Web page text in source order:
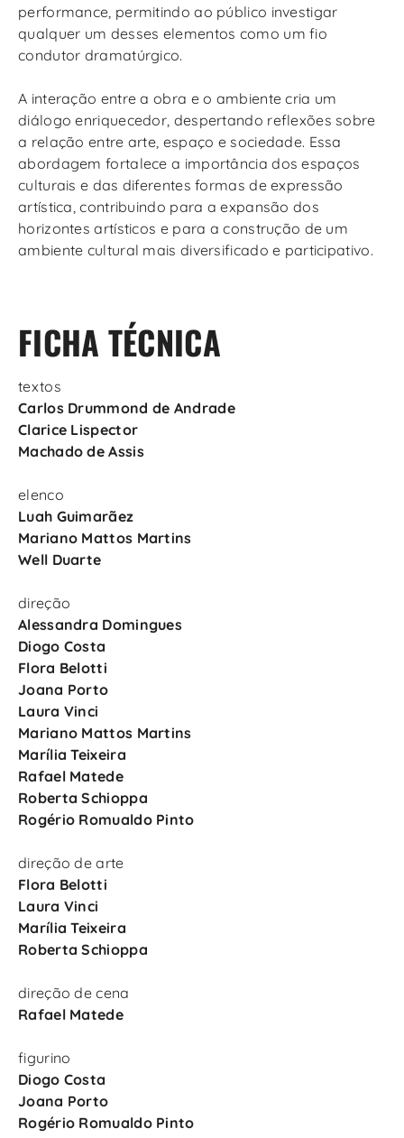
performance, permitindo ao público investigar
qualquer um desses elementos como um fio
condutor dramatúrgico.
A interação entre a obra e o ambiente cria um
diálogo enriquecedor, despertando reflexões sobre
a relação entre arte, espaço e sociedade. Essa
abordagem fortalece a importância dos espaços
culturais e das diferentes formas de expressão
artística, contribuindo para a expansão dos
horizontes artísticos e para a construção de um
ambiente cultural mais diversificado e participativo.
FICHA TÉCNICA
textos
Carlos Drummond de Andrade
Clarice Lispector
Machado de Assis
elenco
Luah Guimarãez
Mariano Mattos Martins
Well Duarte
direção
Alessandra Domingues
Diogo Costa
Flora Belotti
Joana Porto
Laura Vinci
Mariano Mattos Martins
Marília Teixeira
Rafael Matede
Roberta Schioppa
Rogério Romualdo Pinto
direção de arte
Flora Belotti
Laura Vinci
Marília Teixeira
Roberta Schioppa
direção de cena
Rafael Matede
figurino
Diogo Costa
Joana Porto
Rogério Romualdo Pinto